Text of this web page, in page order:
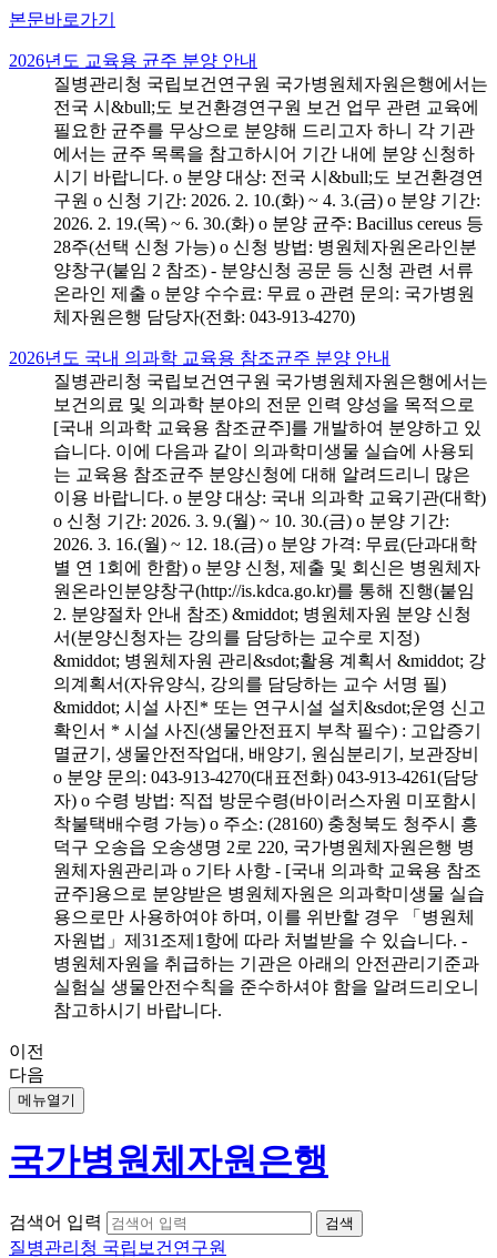
본문바로가기
2026년도 교육용 균주 분양 안내
질병관리청 국립보건연구원 국가병원체자원은행에서는
전국 시&bull;도 보건환경연구원 보건 업무 관련 교육에
필요한 균주를 무상으로 분양해 드리고자 하니 각 기관
에서는 균주 목록을 참고하시어 기간 내에 분양 신청하
시기 바랍니다. o 분양 대상: 전국 시&bull;도 보건환경연
구원 o 신청 기간: 2026. 2. 10.(화) ~ 4. 3.(금) o 분양 기간:
2026. 2. 19.(목) ~ 6. 30.(화) o 분양 균주: Bacillus cereus 등
28주(선택 신청 가능) o 신청 방법: 병원체자원온라인분
양창구(붙임 2 참조) - 분양신청 공문 등 신청 관련 서류
온라인 제출 o 분양 수수료: 무료 o 관련 문의: 국가병원
체자원은행 담당자(전화: 043-913-4270)
2026년도 국내 의과학 교육용 참조균주 분양 안내
질병관리청 국립보건연구원 국가병원체자원은행에서는
보건의료 및 의과학 분야의 전문 인력 양성을 목적으로
[국내 의과학 교육용 참조균주]를 개발하여 분양하고 있
습니다. 이에 다음과 같이 의과학미생물 실습에 사용되
는 교육용 참조균주 분양신청에 대해 알려드리니 많은
이용 바랍니다. o 분양 대상: 국내 의과학 교육기관(대학)
o 신청 기간: 2026. 3. 9.(월) ~ 10. 30.(금) o 분양 기간:
2026. 3. 16.(월) ~ 12. 18.(금) o 분양 가격: 무료(단과대학
별 연 1회에 한함) o 분양 신청, 제출 및 회신은 병원체자
원온라인분양창구(http://is.kdca.go.kr)를 통해 진행(붙임
2. 분양절차 안내 참조) &middot; 병원체자원 분양 신청
서(분양신청자는 강의를 담당하는 교수로 지정)
&middot; 병원체자원 관리&sdot;활용 계획서 &middot; 강
의계획서(자유양식, 강의를 담당하는 교수 서명 필)
&middot; 시설 사진* 또는 연구시설 설치&sdot;운영 신고
확인서 * 시설 사진(생물안전표지 부착 필수) : 고압증기
멸균기, 생물안전작업대, 배양기, 원심분리기, 보관장비
o 분양 문의: 043-913-4270(대표전화) 043-913-4261(담당
자) o 수령 방법: 직접 방문수령(바이러스자원 미포함시
착불택배수령 가능) o 주소: (28160) 충청북도 청주시 흥
덕구 오송읍 오송생명 2로 220, 국가병원체자원은행 병
원체자원관리과 o 기타 사항 - [국내 의과학 교육용 참조
균주]용으로 분양받은 병원체자원은 의과학미생물 실습
용으로만 사용하여야 하며, 이를 위반할 경우 「병원체
자원법」제31조제1항에 따라 처벌받을 수 있습니다. -
병원체자원을 취급하는 기관은 아래의 안전관리기준과
실험실 생물안전수칙을 준수하셔야 함을 알려드리오니
참고하시기 바랍니다.
이전
다음
메뉴열기
국가병원체자원은행
검색어 입력
질병관리청 국립보건연구원